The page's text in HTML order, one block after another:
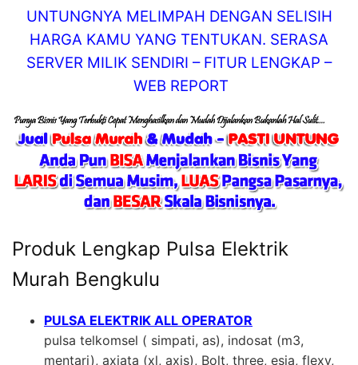
UNTUNGNYA MELIMPAH DENGAN SELISIH
HARGA KAMU YANG TENTUKAN. SERASA
SERVER MILIK SENDIRI – FITUR LENGKAP –
WEB REPORT
Produk Lengkap Pulsa Elektrik
Murah Bengkulu
PULSA ELEKTRIK ALL OPERATOR
pulsa telkomsel ( simpati, as), indosat (m3,
mentari), axiata (xl, axis), Bolt, three, esia, flexy,